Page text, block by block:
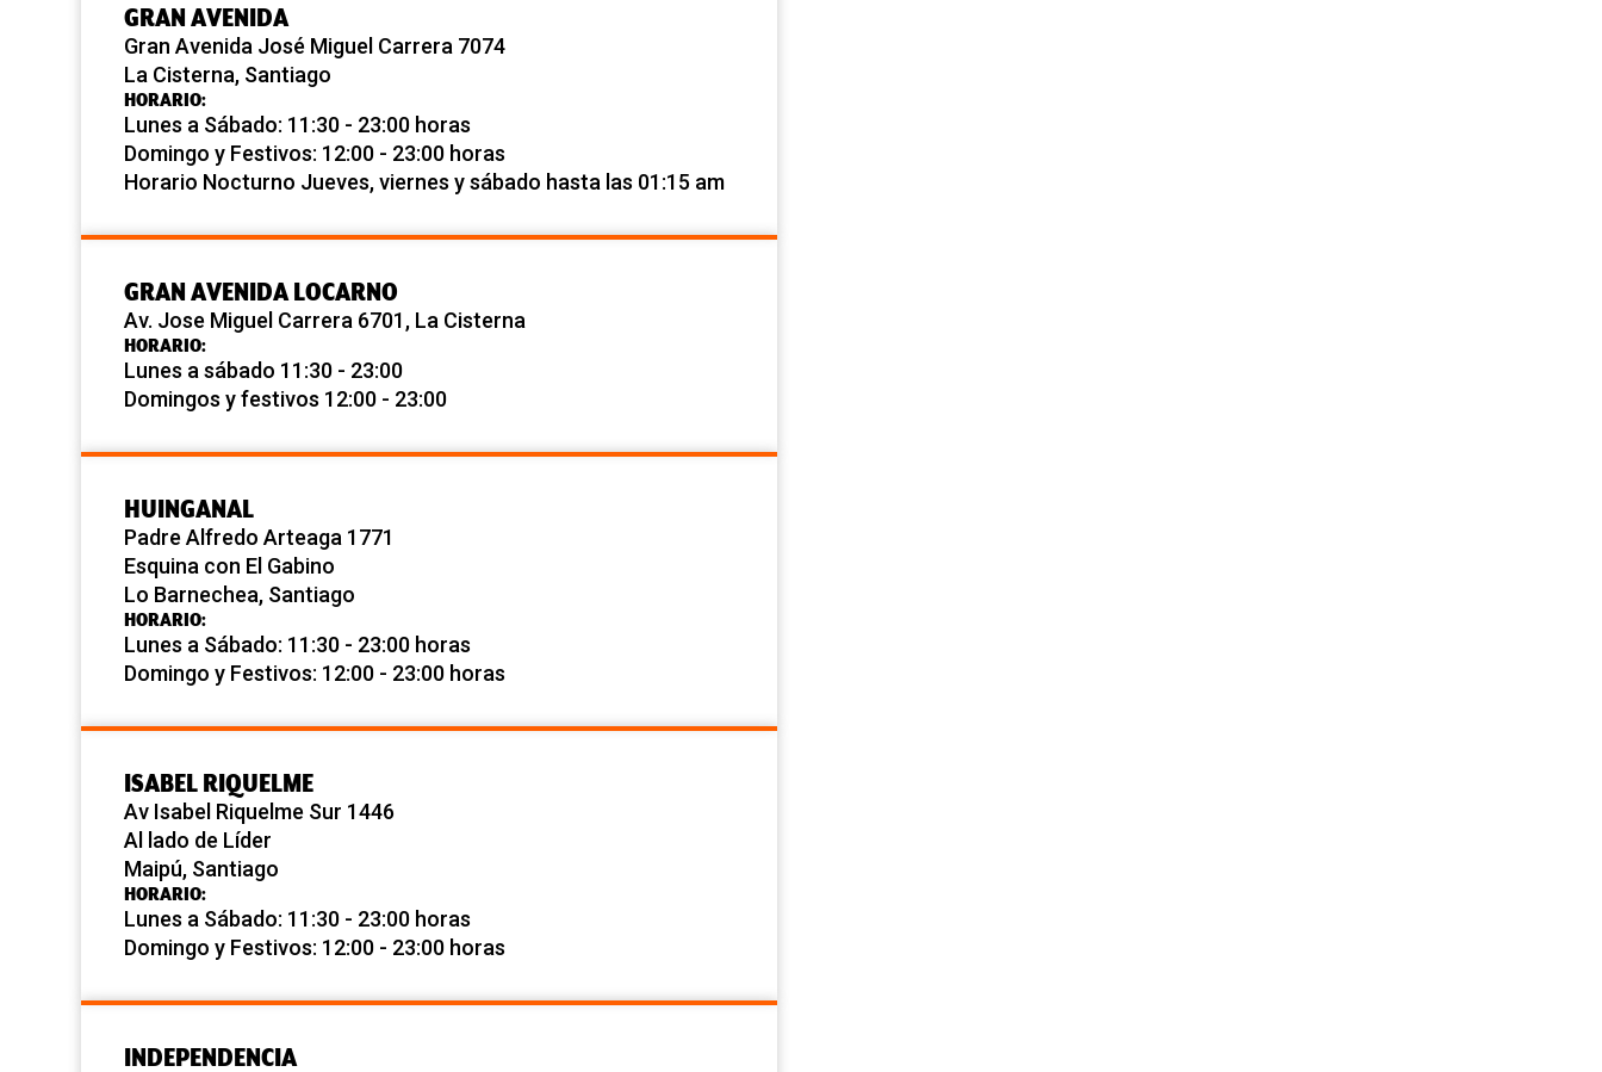
GRAN AVENIDA
Gran Avenida José Miguel Carrera 7074
La Cisterna, Santiago
HORARIO:
Lunes a Sábado: 11:30 - 23:00 horas
Domingo y Festivos: 12:00 - 23:00 horas
Horario Nocturno Jueves, viernes y sábado hasta las 01:15 am
GRAN AVENIDA LOCARNO
Av. Jose Miguel Carrera 6701, La Cisterna
HORARIO:
Lunes a sábado 11:30 - 23:00
Domingos y festivos 12:00 - 23:00
HUINGANAL
Padre Alfredo Arteaga 1771
Esquina con El Gabino
Lo Barnechea, Santiago
HORARIO:
Lunes a Sábado: 11:30 - 23:00 horas
Domingo y Festivos: 12:00 - 23:00 horas
ISABEL RIQUELME
Av Isabel Riquelme Sur 1446
Al lado de Líder
Maipú, Santiago
HORARIO:
Lunes a Sábado: 11:30 - 23:00 horas
Domingo y Festivos: 12:00 - 23:00 horas
INDEPENDENCIA